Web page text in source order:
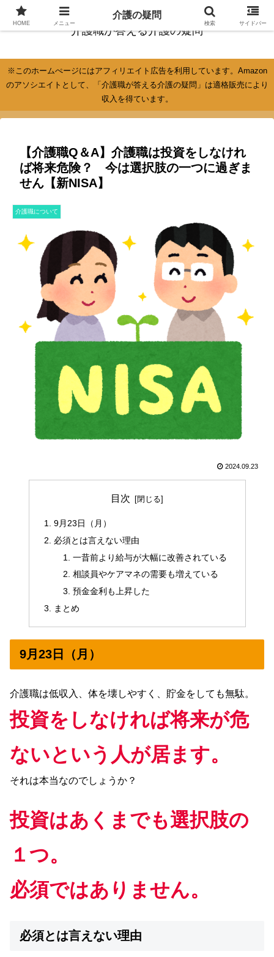
介護職が答える介護の疑問
※このホームぺージにはアフィリエイト広告を利用しています。Amazon
のアソシエイトとして、「介護職が答える介護の疑問」は適格販売により
収入を得ています。
【介護職Q＆A】介護職は投資をしなけれ
ば将来危険？ 今は選択肢の一つに過ぎま
せん【新NISA】
介護職について
2024.09.23
目次
9月23日（月）
必須とは言えない理由
一昔前より給与が大幅に改善されている
相談員やケアマネの需要も増えている
預金金利も上昇した
まとめ
9月23日（月）
介護職は低収入、体を壊しやすく、貯金をしても無駄。
投資をしなければ将来が危
ないという人が居ます。
それは本当なのでしょうか？
投資はあくまでも選択肢の
１つ。
必須ではありません。
必須とは言えない理由
HOME メニュー
介護の疑問
検索 サイドバー